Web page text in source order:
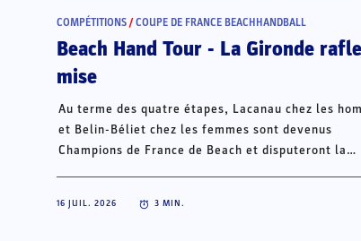
COMPÉTITIONS /COUPE DE FRANCE BEACHHANDBALL
Beach Hand Tour - La Gironde
mise
Au terme des quatre étapes, Lacanau chez les
et Belin-Béliet chez les femmes sont devenus
Champions de France de Beach et disputeront la
16 JUIL. 2026 3 MIN.